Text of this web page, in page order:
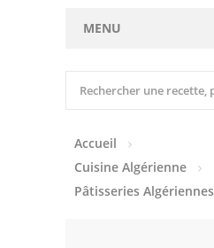
MENU
Entrées Froides
Tajines
Accueil
Cuisine Algérienne
Pâtisseries Algériennes